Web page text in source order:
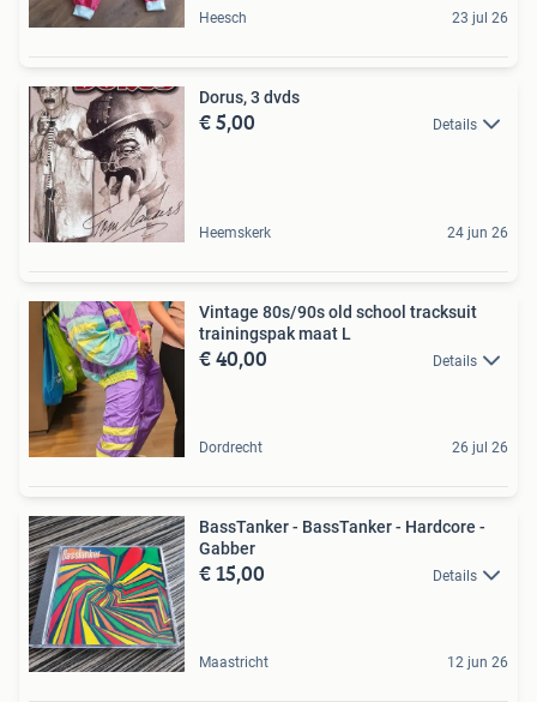
Heesch 23 jul 26
Dorus, 3 dvds
€ 5,00 Details
Heemskerk 24 jun 26
Vintage 80s/90s old school tracksuit
trainingspak maat L
€ 40,00 Details
Dordrecht 26 jul 26
BassTanker - BassTanker - Hardcore -
Gabber
€ 15,00 Details
Maastricht 12 jun 26